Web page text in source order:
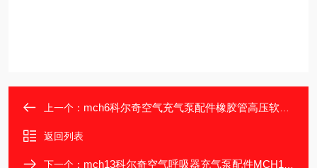
上一个： mch6科尔奇空气充气泵配件橡胶管高压软管充气管
返回列表
下一个： mch13科尔奇空气呼吸器充气泵配件MCH13、16 油滤